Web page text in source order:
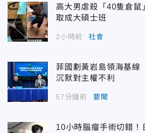
高大男虐殺「40隻倉
取成大碩士班
2小時前 社會
菲國劃黃岩島領海基
沉默對主權不利
57分鐘前 要聞
10小時腦瘤手術切錯